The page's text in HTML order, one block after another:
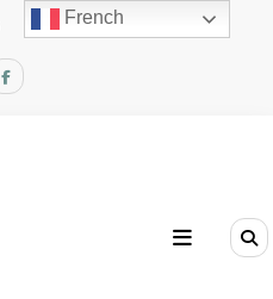
8:41:16 AM
French